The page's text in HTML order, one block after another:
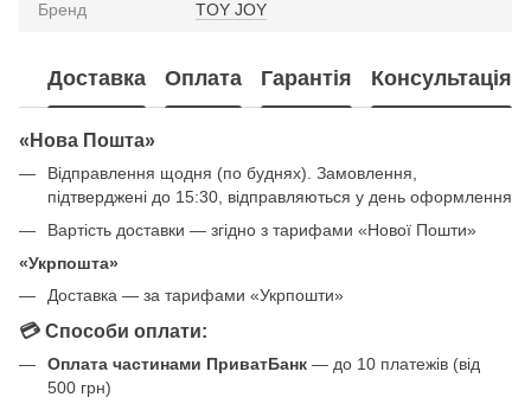
Бренд TOY JOY
Доставка Оплата Гарантія Консультація
«Нова Пошта»
Відправлення щодня (по буднях). Замовлення,
підтверджені до 15:30, відправляються у день оформлення
Вартість доставки — згідно з тарифами «Нової Пошти»
«Укрпошта»
Доставка — за тарифами «Укрпошти»
💳 Способи оплати:
Оплата частинами ПриватБанк — до 10 платежів (від
500 грн)